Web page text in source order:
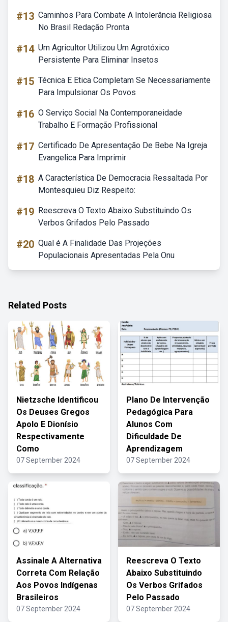
#13 Caminhos Para Combate A Intolerância Religiosa
No Brasil Redação Pronta
#14 Um Agricultor Utilizou Um Agrotóxico
Persistente Para Eliminar Insetos
#15 Técnica E Etica Completam Se Necessariamente
Para Impulsionar Os Povos
#16 O Serviço Social Na Contemporaneidade
Trabalho E Formação Profissional
#17 Certificado De Apresentação De Bebe Na Igreja
Evangelica Para Imprimir
#18 A Característica De Democracia Ressaltada Por
Montesquieu Diz Respeito:
#19 Reescreva O Texto Abaixo Substituindo Os
Verbos Grifados Pelo Passado
#20 Qual é A Finalidade Das Projeções
Populacionais Apresentadas Pela Onu
Related Posts
Nietzsche Identificou
Os Deuses Gregos
Apolo E Dionísio
Respectivamente
Como
07 September 2024
Plano De Intervenção
Pedagógica Para
Alunos Com
Dificuldade De
Aprendizagem
07 September 2024
Assinale A Alternativa
Correta Com Relação
Aos Povos Indígenas
Brasileiros
07 September 2024
Reescreva O Texto
Abaixo Substituindo
Os Verbos Grifados
Pelo Passado
07 September 2024